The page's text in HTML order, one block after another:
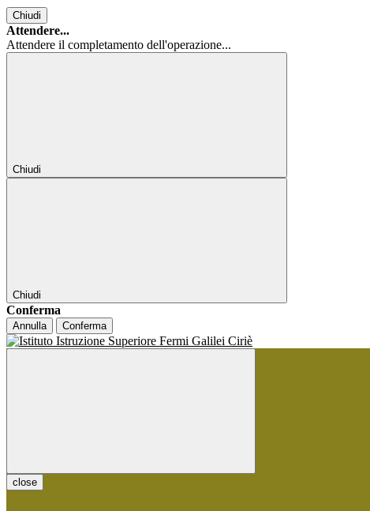
Chiudi
Attendere...
Attendere il completamento dell'operazione...
Chiudi
Chiudi
Conferma
Annulla Conferma
close